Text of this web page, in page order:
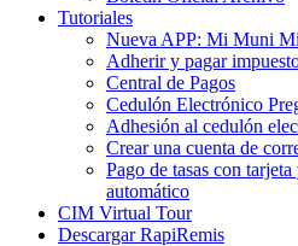
Tutoriales
Nueva APP: Mi Muni
Adherir y pagar
Central de Pagos
Cedulón Electrónico
Adhesión al cedulón
Crear una cuenta de
Pago de tasas con
automático
CIM Virtual Tour
Descargar RapiRemis